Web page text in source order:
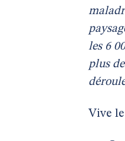
les 6
plus
Vive